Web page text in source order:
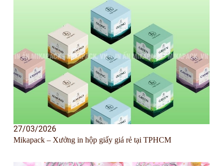
27/03/2026
Mikapack – Xưởng in hộp giấy giá rẻ tại TPHCM